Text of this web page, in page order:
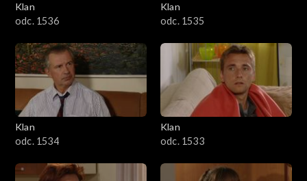
Klan
odc. 1536
Klan
odc. 1535
Klan
odc. 1534
Klan
odc. 1533